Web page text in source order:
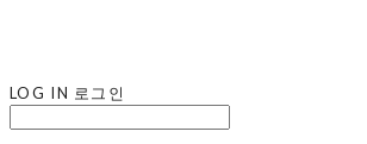
LOG IN 로그인